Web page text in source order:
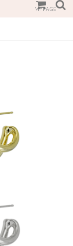
MYPAGE